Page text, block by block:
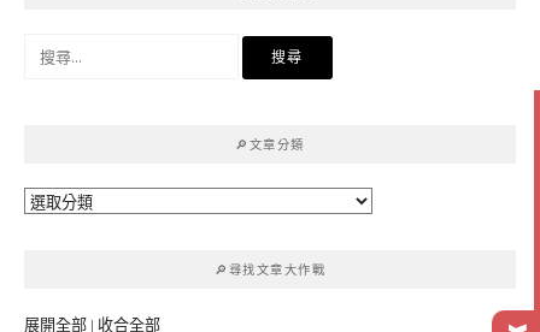
🔎文章分類
🔎
🔎尋找文章大作戰
展開全部 | 收合全部